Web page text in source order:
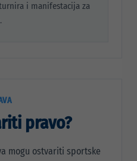
i manifestacija za
pravo?
mogu ostvariti sportske